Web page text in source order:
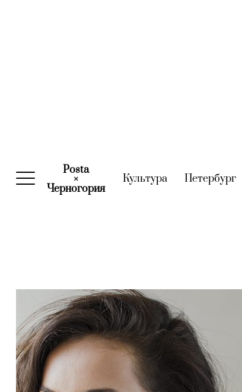
Posta
×
Черногория(current)
Культура(current)
Петербург